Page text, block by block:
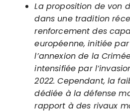
La proposition de von
dans une tradition
renforcement des
européenne, initiée
l’annexion de la
intensifiée par
2022. Cependant, la
dédiée à la défense
rapport à des rivaux